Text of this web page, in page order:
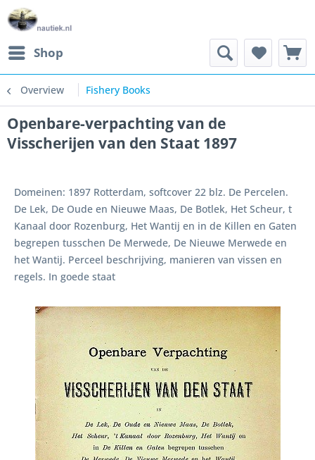
Shop
Overview Fishery Books
Openbare-verpachting van de
Visscherijen van den Staat 1897
Domeinen: 1897 Rotterdam, softcover 22 blz. De Percelen.
De Lek, De Oude en Nieuwe Maas, De Botlek, Het Scheur, t
Kanaal door Rozenburg, Het Wantij en in de Killen en Gaten
begrepen tusschen De Merwede, De Nieuwe Merwede en
het Wantij. Perceel beschrijving, manieren van vissen en
regels. In goede staat